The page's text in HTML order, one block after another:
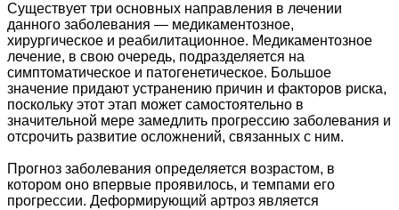
Существует три основных направления в лечении
данного заболевания — медикаментозное,
хирургическое и реабилитационное. Медикаментозное
лечение, в свою очередь, подразделяется на
симптоматическое и патогенетическое. Большое
значение придают устранению причин и факторов риска,
поскольку этот этап может самостоятельно в
значительной мере замедлить прогрессию заболевания и
отсрочить развитие осложнений, связанных с ним.
Прогноз заболевания определяется возрастом, в
котором оно впервые проявилось, и темпами его
прогрессии. Деформирующий артроз является